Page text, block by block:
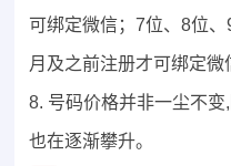
可绑定微信；7位、8位
月及之前注册才可绑定微
8. 号码价格并非一尘不
也在逐渐攀升。